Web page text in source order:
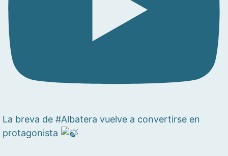
La breva de #Albatera vuelve a convertirse en
protagonista